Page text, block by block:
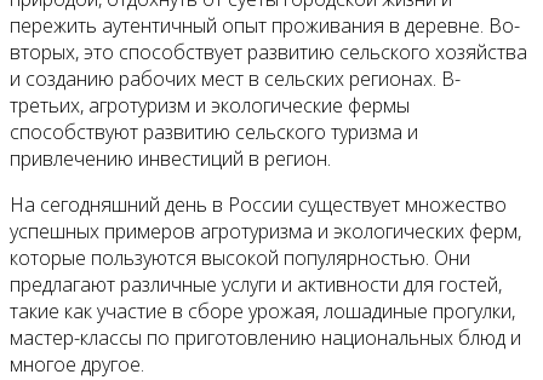
пережить аутентичный опыт проживания в деревне. Во-
вторых, это способствует развитию сельского хозяйства
и созданию рабочих мест в сельских регионах. В-
третьих, агротуризм и экологические фермы
способствуют развитию сельского туризма и
привлечению инвестиций в регион.
На сегодняшний день в России существует множество
успешных примеров агротуризма и экологических ферм,
которые пользуются высокой популярностью. Они
предлагают различные услуги и активности для гостей,
такие как участие в сборе урожая, лошадиные прогулки,
мастер-классы по приготовлению национальных блюд и
многое другое.